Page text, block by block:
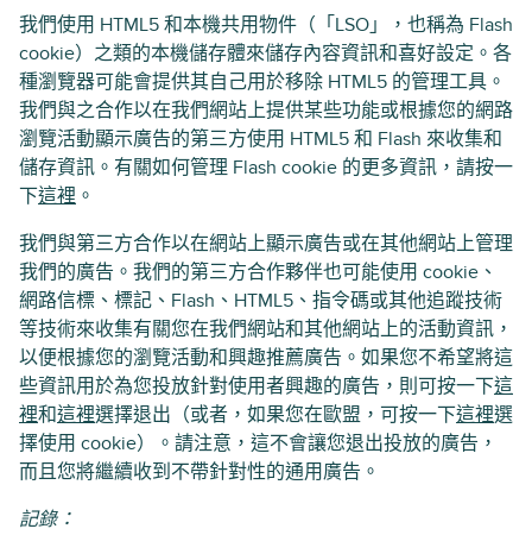
我們使用 HTML5 和本機共用物件（「LSO」，也稱為 Flash
cookie）之類的本機儲存體來儲存內容資訊和喜好設定。各
種瀏覽器可能會提供其自己用於移除 HTML5 的管理工具。
我們與之合作以在我們網站上提供某些功能或根據您的網路
瀏覽活動顯示廣告的第三方使用 HTML5 和 Flash 來收集和
儲存資訊。有關如何管理 Flash cookie 的更多資訊，請按一
下這裡 。
我們與第三方合作以在網站上顯示廣告或在其他網站上管理
我們的廣告。我們的第三方合作夥伴也可能使用 cookie、
網路信標、標記、Flash、HTML5、指令碼或其他追蹤技術
等技術來收集有關您在我們網站和其他網站上的活動資訊，
以便根據您的瀏覽活動和興趣推薦廣告。如果您不希望將這
些資訊用於為您投放針對使用者興趣的廣告，則可按一下這
裡和這裡選擇退出（或者，如果您在歐盟，可按一下這裡選
擇使用 cookie）。請注意，這不會讓您退出投放的廣告，
而且您將繼續收到不帶針對性的通用廣告。
記錄：